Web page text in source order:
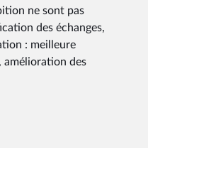
ne sont pas
des échanges,
: meilleure
amélioration des